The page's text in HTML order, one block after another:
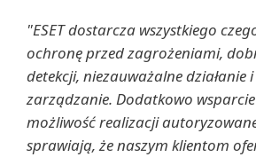
"ESET dostarcza wszystkiego
ochronę przed zagrożeniami,
detekcji, niezauważalne działanie
zarządzanie. Dodatkowo
możliwość realizacji
sprawiają, że naszym klientom